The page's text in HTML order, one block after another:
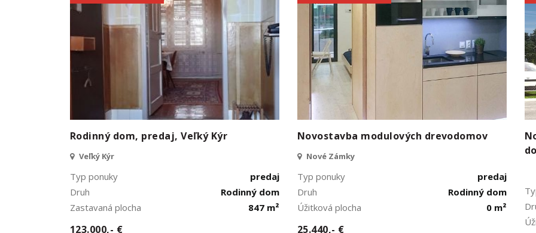
Rodinný dom, predaj, Veľký Kýr
Veľký Kýr
Typ ponuky
predaj
Druh
Rodinný dom
Zastavaná plocha
847 m²
123.000,- €
Novostavba modulových drevodomov
Nové Zámky
Typ ponuky
predaj
Druh
Rodinný dom
Úžitková plocha
0 m²
25.440,- €